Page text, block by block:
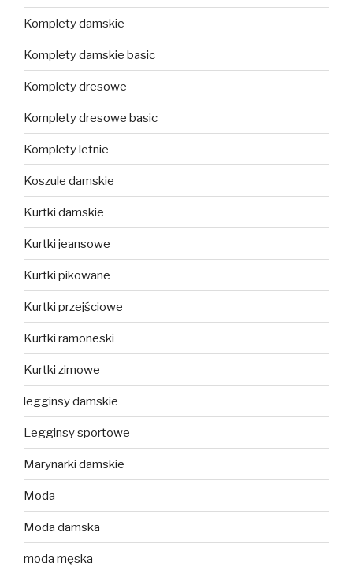
Komplety damskie
Komplety damskie basic
Komplety dresowe
Komplety dresowe basic
Komplety letnie
Koszule damskie
Kurtki damskie
Kurtki jeansowe
Kurtki pikowane
Kurtki przejściowe
Kurtki ramoneski
Kurtki zimowe
legginsy damskie
Legginsy sportowe
Marynarki damskie
Moda
Moda damska
moda męska